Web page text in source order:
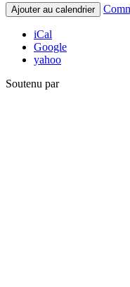
Ajouter au calendrier
iCal
Google
yahoo
Soutenu par